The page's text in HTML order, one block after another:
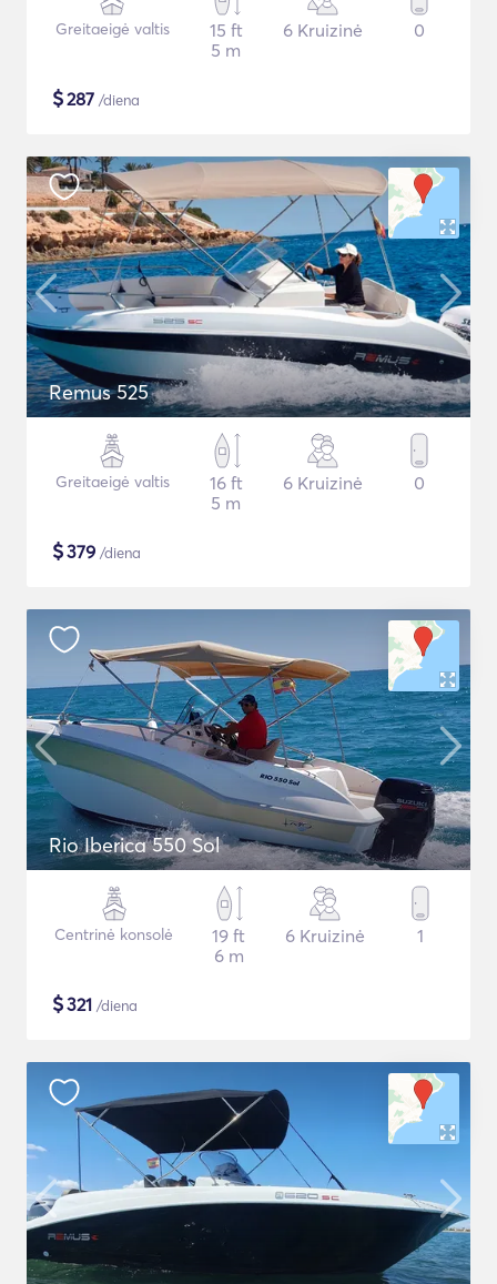
Greitaeigė valtis
15 ft
5 m
6 Kruizinė 0
$287 /diena
Remus 525
Greitaeigė valtis
16 ft
5 m
6 Kruizinė 0
$379 /diena
Rio Iberica 550 Sol
Centrinė konsolė
19 ft
6 m
6 Kruizinė 1
$321 /diena